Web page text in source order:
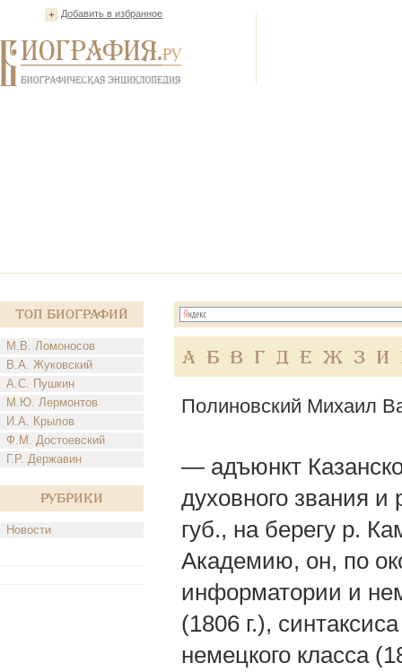
Добавить в избранное
Топ Биографий
М.В. Ломоносов
В.А. Жуковский
А.С. Пушкин
М.Ю. Лермонтов
И.А. Крылов
Ф.М. Достоевский
Г.Р. Державин
Рубрики
Новости
А Б В Г Д Е Ж З И
Полиновский Михаил
— адъюнкт
духовного звания
губ., на берегу р.
Академию, он, по
информатории и
(1806 г.),
немецкого класса